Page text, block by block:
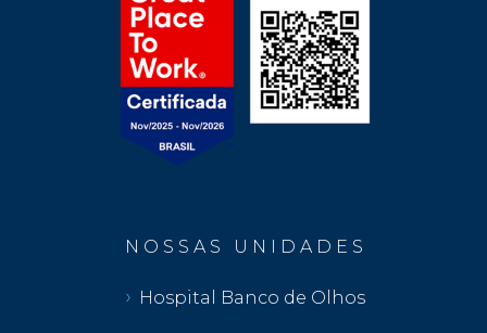
N O S S A S U N I D A D E S
Hospital Banco de Olhos